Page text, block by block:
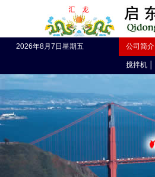
2026年8月7日星期五 公司简介
搅拌机